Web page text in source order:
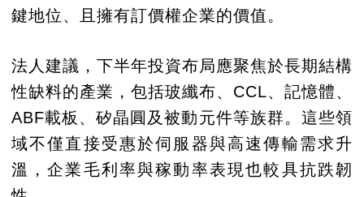
鍵地位、且擁有訂價權企業的價值。
法人建議，下半年投資布局應聚焦於長期結構
性缺料的產業，包括玻纖布、CCL、記憶體、
ABF載板、矽晶圓及被動元件等族群。這些領
域不僅直接受惠於伺服器與高速傳輸需求升
溫，企業毛利率與稼動率表現也較具抗跌韌